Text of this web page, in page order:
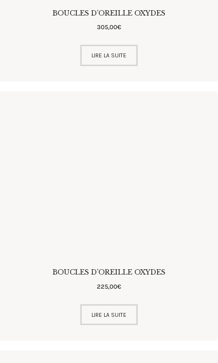
BOUCLES D’OREILLE OXYDES
305,00€
LIRE LA SUITE
BOUCLES D’OREILLE OXYDES
225,00€
LIRE LA SUITE